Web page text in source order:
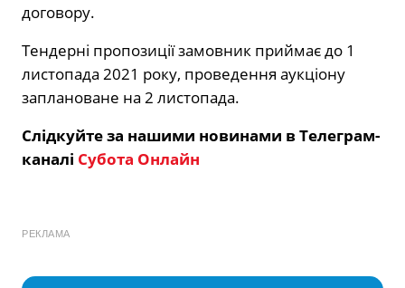
договору.
Тендерні пропозиції замовник приймає до 1
листопада 2021 року, проведення аукціону
заплановане на 2 листопада.
Слідкуйте за нашими новинами в Телеграм-
каналі Субота Онлайн
РЕКЛАМА